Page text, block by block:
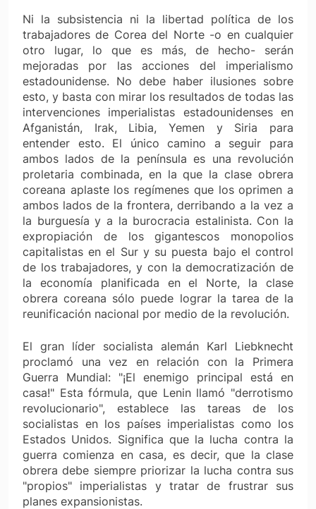
Ni la subsistencia ni la libertad política de los
trabajadores de Corea del Norte -o en cualquier
otro lugar, lo que es más, de hecho- serán
mejoradas por las acciones del imperialismo
estadounidense. No debe haber ilusiones sobre
esto, y basta con mirar los resultados de todas las
intervenciones imperialistas estadounidenses en
Afganistán, Irak, Libia, Yemen y Siria para
entender esto. El único camino a seguir para
ambos lados de la península es una revolución
proletaria combinada, en la que la clase obrera
coreana aplaste los regímenes que los oprimen a
ambos lados de la frontera, derribando a la vez a
la burguesía y a la burocracia estalinista. Con la
expropiación de los gigantescos monopolios
capitalistas en el Sur y su puesta bajo el control
de los trabajadores, y con la democratización de
la economía planificada en el Norte, la clase
obrera coreana sólo puede lograr la tarea de la
reunificación nacional por medio de la revolución.
El gran líder socialista alemán Karl Liebknecht
proclamó una vez en relación con la Primera
Guerra Mundial: "¡El enemigo principal está en
casa!" Esta fórmula, que Lenin llamó "derrotismo
revolucionario", establece las tareas de los
socialistas en los países imperialistas como los
Estados Unidos. Significa que la lucha contra la
guerra comienza en casa, es decir, que la clase
obrera debe siempre priorizar la lucha contra sus
"propios" imperialistas y tratar de frustrar sus
planes expansionistas.